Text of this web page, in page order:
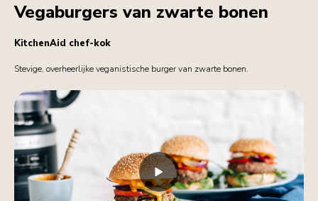
Vegaburgers van zwarte bonen
KitchenAid chef-kok
Stevige, overheerlijke veganistische burger van zwarte bonen.